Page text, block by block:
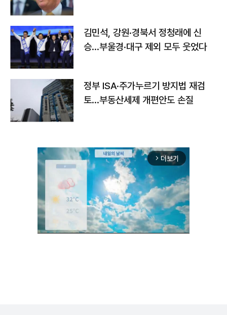
김민석, 강원·경북서 정청래에 신
승…부울경·대구 제외 모두 웃었다
정부 ISA·주가누르기 방지법 재검
토…부동산세제 개편안도 손질
arrow_forward_ios 더보기